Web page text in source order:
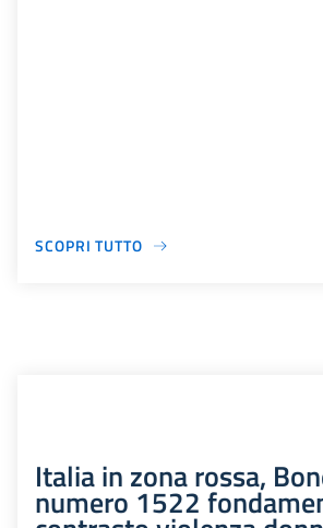
SCOPRI TUTTO
Italia in zona rossa,
numero 1522